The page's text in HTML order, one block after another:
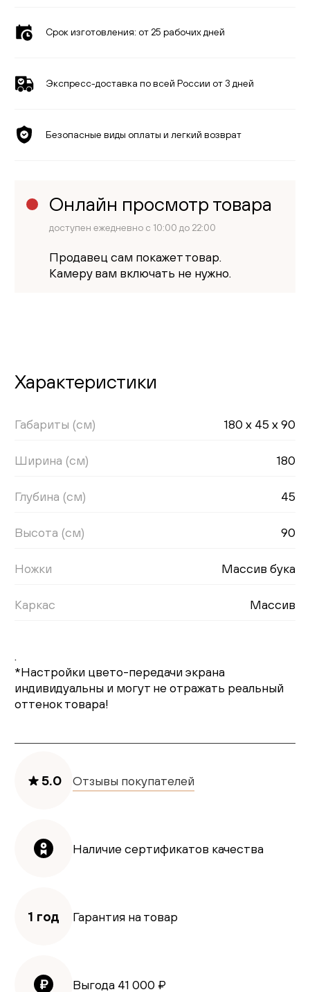
Дизайнерам
Срок изготовления: от 25 рабочих дней
Экспресс-доставка по всей России от 3 дней
Безопасные виды оплаты и легкий возврат
Онлайн просмотр товара
доступен ежедневно с 10:00 до 22:00
Продавец сам покажет товар.
Камеру вам включать не нужно.
Характеристики
Габариты (см) 180 x 45 x 90
Ширина (см) 180
Глубина (см) 45
Высота (см) 90
Ножки Массив бука
Каркас Массив
.
*Настройки цвето-передачи экрана
индивидуальны и могут не отражать реальный
оттенок товара!
5.0 Отзывы покупателей
Наличие сертификатов качества
1 год Гарантия на товар
Выгода 41 000 ₽